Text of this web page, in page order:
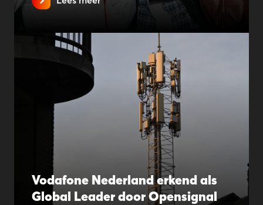
Vodafone Nederland erkend als
Global Leader door Opensignal